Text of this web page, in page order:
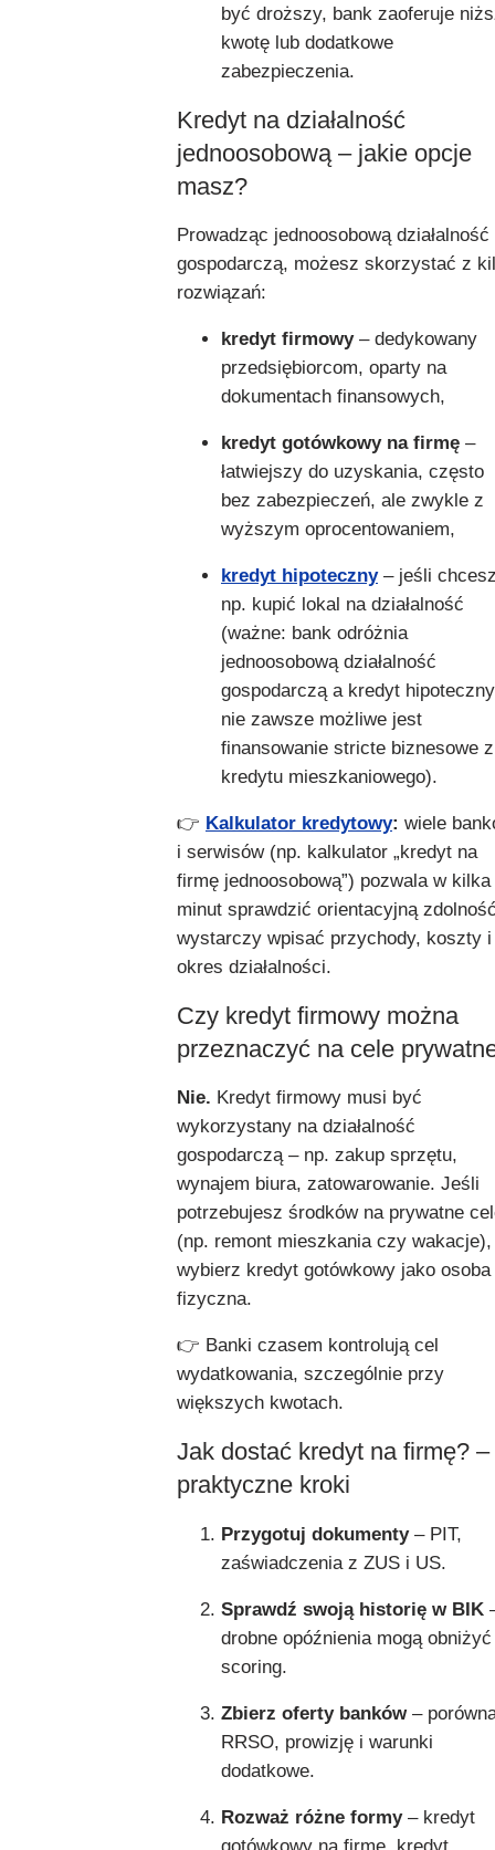
być droższy, bank zaoferuje
kwotę lub dodatkowe
zabezpieczenia.
Kredyt na działalność
jednoosobową – jakie opcje
masz?
Prowadząc jednoosobową działalność
gospodarczą, możesz skorzystać z
rozwiązań:
kredyt firmowy– dedykowany
przedsiębiorcom, oparty na
dokumentach finansowych,
kredyt gotówkowy na firmę –
łatwiejszy do uzyskania, często
bez zabezpieczeń, ale zwykle z
wyższym oprocentowaniem,
kredyt hipoteczny– jeśli
np. kupić lokal na działalność
(ważne: bank odróżnia
jednoosobową działalność
gospodarczą a kredyt
nie zawsze możliwe jest
finansowanie stricte biznesowe z
kredytu mieszkaniowego).
👉 Kalkulator kredytowy: wiele
i serwisów (np. kalkulator „kredyt na
firmę jednoosobową”) pozwala w kilka
minut sprawdzić orientacyjną
wystarczy wpisać przychody, koszty i
okres działalności.
Czy kredyt firmowy można
przeznaczyć na cele
Nie. Kredyt firmowy musi być
wykorzystany na działalność
gospodarczą – np. zakup sprzętu,
wynajem biura, zatowarowanie. Jeśli
potrzebujesz środków na prywatne
(np. remont mieszkania czy wakacje),
wybierz kredyt gotówkowy jako osoba
fizyczna.
👉 Banki czasem kontrolują cel
wydatkowania, szczególnie przy
większych kwotach.
Jak dostać kredyt na firmę? –
praktyczne kroki
Przygotuj dokumenty– PIT,
zaświadczenia z ZUS i US.
Sprawdź swoją historię w BIK
drobne opóźnienia mogą obniżyć
scoring.
Zbierz oferty banków–
RRSO, prowizję i warunki
dodatkowe.
Rozważ różne formy– kredyt